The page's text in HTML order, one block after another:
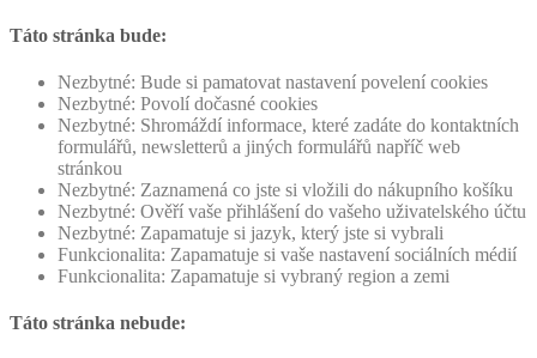
Táto stránka bude:
Nezbytné: Bude si pamatovat nastavení povelení cookies
Nezbytné: Povolí dočasné cookies
Nezbytné: Shromáždí informace, které zadáte do kontaktních
formulářů, newsletterů a jiných formulářů napříč web
stránkou
Nezbytné: Zaznamená co jste si vložili do nákupního košíku
Nezbytné: Ověří vaše přihlášení do vašeho uživatelského účtu
Nezbytné: Zapamatuje si jazyk, který jste si vybrali
Funkcionalita: Zapamatuje si vaše nastavení sociálních médií
Funkcionalita: Zapamatuje si vybraný region a zemi
Táto stránka nebude: